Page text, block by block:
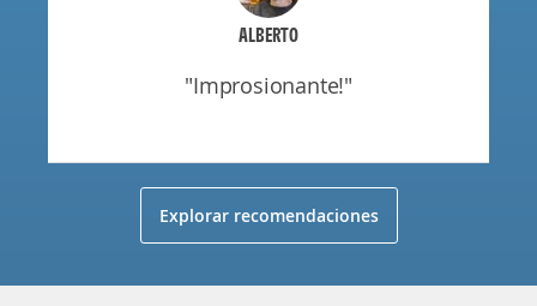
ALBERTO
"improsionante!"
Explorar recomendaciones